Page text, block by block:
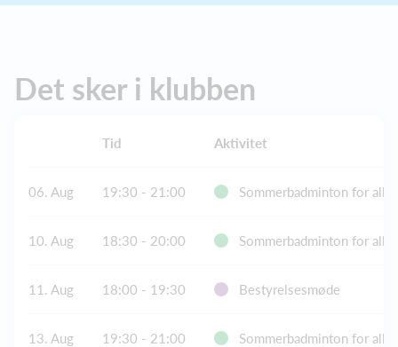
Det sker i klubben
Tid Aktivitet
06. Aug 19:30 - 21:00 Sommerbadminton for
10. Aug 18:30 - 20:00 Sommerbadminton for
11. Aug 18:00 - 19:30 Bestyrelsesmøde
13. Aug 19:30 - 21:00 Sommerbadminton for